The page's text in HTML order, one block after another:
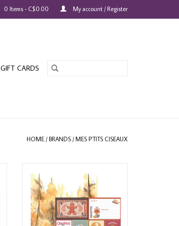
0 Items - C$0.00 My account / Register
GIFT CARDS
HOME /BRANDS /MES P'TITS CISEAUX
BREDELE AND CO #06 12x12
CARDSTOCK
ADD TO CART